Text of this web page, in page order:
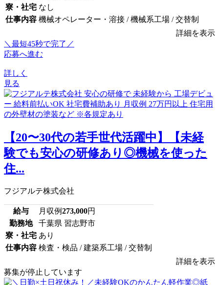
寮・社宅 なし
仕事内容 機械オペレーター・溶接 / 機械系工場 / 交替制
詳細を表示
＼最短45秒で完了／
応募へ進む
詳しく
見る
【20〜30代の若手世代活躍中】【未経
験でも安心の研修あり◎機械を使った
住...
フジアルテ株式会社
給与 月収例273,000円
勤務地
千葉県 習志野市
寮・社宅 あり
仕事内容 検査・検品 / 建築系工場 / 交替制
詳細を表示
募集が停止しています